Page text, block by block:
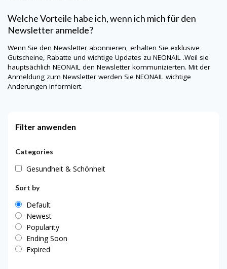
Welche Vorteile habe ich, wenn ich mich für den
Newsletter anmelde?
Wenn Sie den Newsletter abonnieren, erhalten Sie exklusive
Gutscheine, Rabatte und wichtige Updates zu NEONAIL .Weil sie
hauptsächlich NEONAIL den Newsletter kommunizierten. Mit der
Anmeldung zum Newsletter werden Sie NEONAIL wichtige
Änderungen informiert.
Filter anwenden
Categories
Gesundheit & Schönheit
Sort by
Default
Newest
Popularity
Ending Soon
Expired